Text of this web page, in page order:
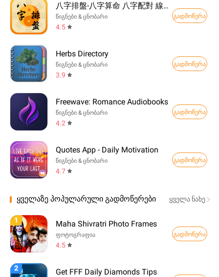
八字排盤-八字算命 八字配對 線上算命 生辰八字查詢
წიგნები & ცნობარი
4.5
გადმოწერა
Herbs Directory
წიგნები & ცნობარი
3.9
გადმოწერა
Freewave: Romance Audiobooks
წიგნები & ცნობარი
4.2
გადმოწერა
Quotes App - Daily Motivation
წიგნები & ცნობარი
4.7
გადმოწერა
ყველაზე პოპულარული გადმოწერები ყველა ნახე
1 Maha Shivratri Photo Frames
ფოტოგრაფია
4.5
გადმოწერა
2 Get FFF Daily Diamonds Tips